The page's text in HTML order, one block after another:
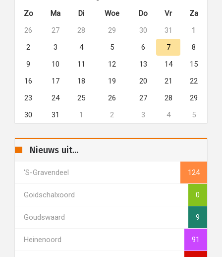
Zo
Ma Di Woe Do Vr
Za
26
27 28 29 30 31
1
2
3 4 5 6 7
8
9
10 11 12 13 14
15
16
17 18 19 20 21
22
23
24 25 26 27 28
29
30
31 1 2 3 4 5
Nieuws uit...
's-Gravendeel 124
Goidschalxoord 0
Goudswaard 9
Heinenoord 91